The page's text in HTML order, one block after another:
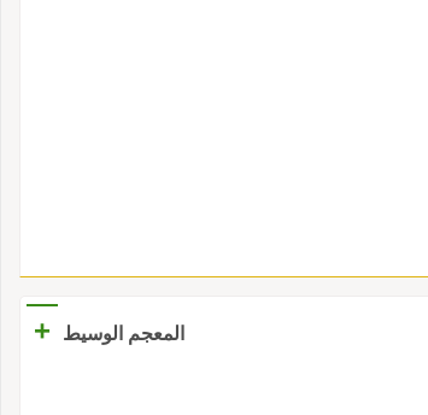
المعجم الوسيط
+